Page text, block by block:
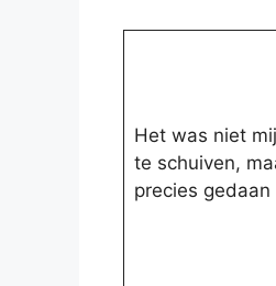
Het was niet
te schuiven,
precies